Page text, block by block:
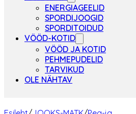
ENERGIAGEELID
SPORDIJOOGID
SPORDITOIDUD
VÖÖD-KOTID
VÖÖD JA KOTID
PEHMEPUDELID
TARVIKUD
OLE NÄHTAV